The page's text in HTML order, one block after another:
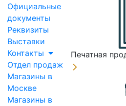
Официальные
документы
Реквизиты
Выставки
Контакты
Отдел продаж
Магазины в
Москве
Магазины в
Печатная